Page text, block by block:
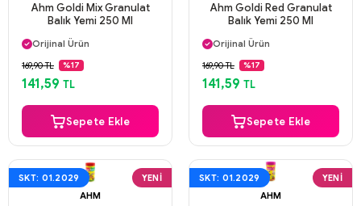
Ahm Goldi Mix Granulat
Balık Yemi 250 Ml
Aynı Gün Kargo
Orijinal Ürün
Güvenli Ödeme
Aynı Gün Kargo
169,90 TL %17
141,59 TL
Sepete Ekle
Ahm Goldi Red Granulat
Balık Yemi 250 Ml
Aynı Gün Kargo
Orijinal Ürün
Güvenli Ödeme
Aynı Gün Kargo
169,90 TL %17
141,59 TL
Sepete Ekle
SKT: 01.2029
YENI
AHM
SKT: 01.2029
YENI
AHM